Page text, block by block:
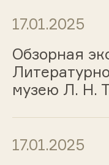
17.01.2025
Обзорная
музею Л. Н.
17.01.2025